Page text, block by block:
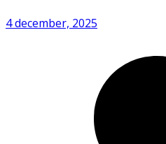
4 december, 2025